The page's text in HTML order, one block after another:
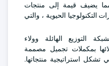
يضيف قيمة إلى منتجات
التكنولوجيا الحيوية ، والتي
التوزيع الهائلة وولاء
بمكملات تجميل مصممة
تشكل استراتيجية منتجاتها.